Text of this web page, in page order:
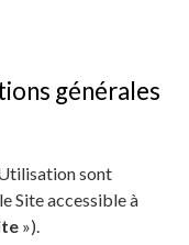
générales
sont
Site accessible à
»).